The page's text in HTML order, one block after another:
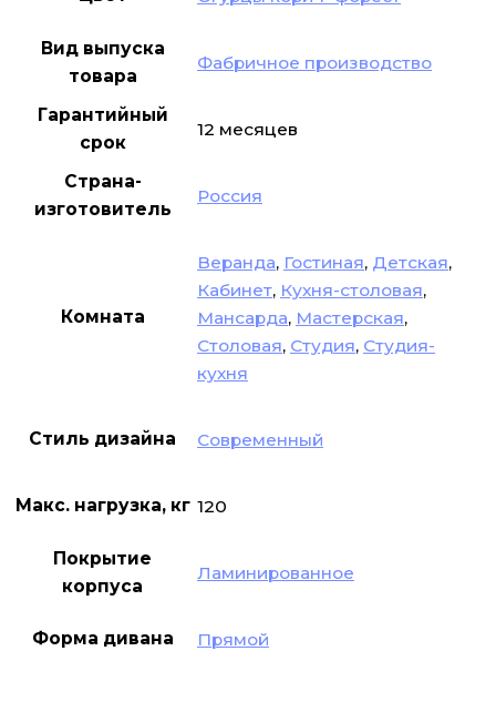
Вид выпуска
товара
Фабричное производство
Гарантийный
срок
12 месяцев
Страна-
изготовитель
Россия
Комната
Веранда, Гостиная, Детская,
Кабинет, Кухня-столовая,
Мансарда, Мастерская,
Столовая, Студия, Студия-
кухня
Стиль дизайна Современный
Макс. нагрузка, кг 120
Покрытие
корпуса
Ламинированное
Форма дивана Прямой